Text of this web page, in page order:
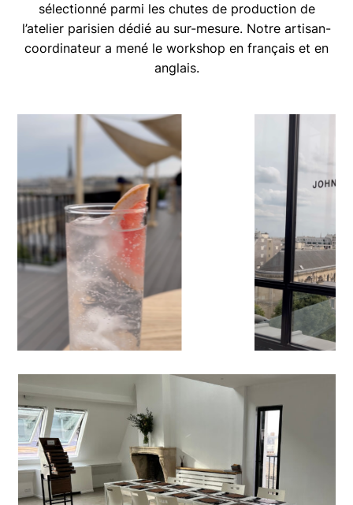
sélectionné parmi les chutes de production de
l’atelier parisien dédié au sur-mesure. Notre artisan-
coordinateur a mené le workshop en français et en
anglais.